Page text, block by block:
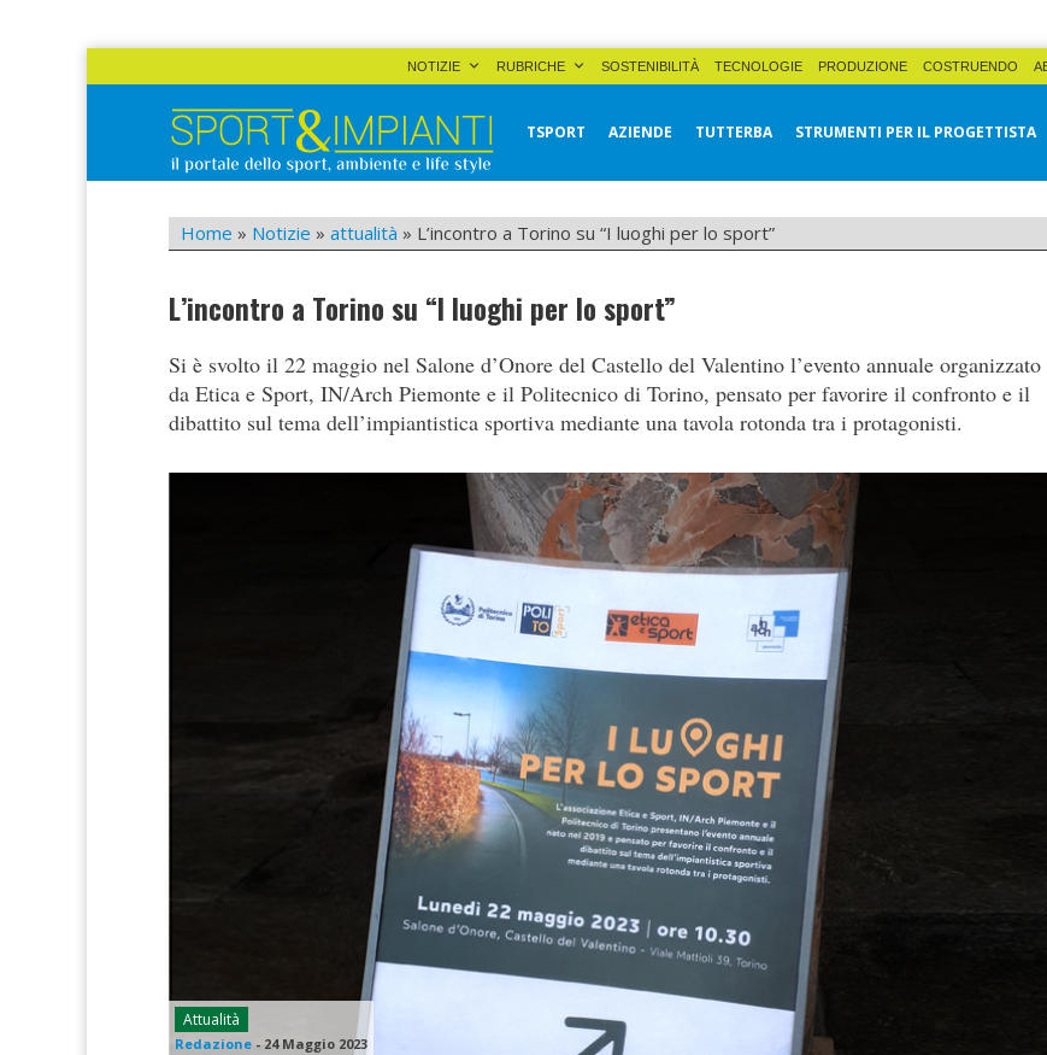
NOTIZIE RUBRICHE SOSTENIBILITÀ TECNOLOGIE PRODUZIONE COSTRUENDO
Sport&Impianti
TSPORT AZIENDE TUTTERBA STRUMENTI PER IL PROGETTISTA
Home » Notizie » attualità » L’incontro a Torino su “I luoghi per lo sport”
L’incontro a Torino su “I luoghi per lo sport”
Si è svolto il 22 maggio nel Salone d’Onore del Castello del Valentino l’evento annuale organizzato
da Etica e Sport, IN/Arch Piemonte e il Politecnico di Torino, pensato per favorire il confronto e il
dibattito sul tema dell’impiantistica sportiva mediante una tavola rotonda tra i protagonisti.
Attualità
Redazione - 24 Maggio 2023